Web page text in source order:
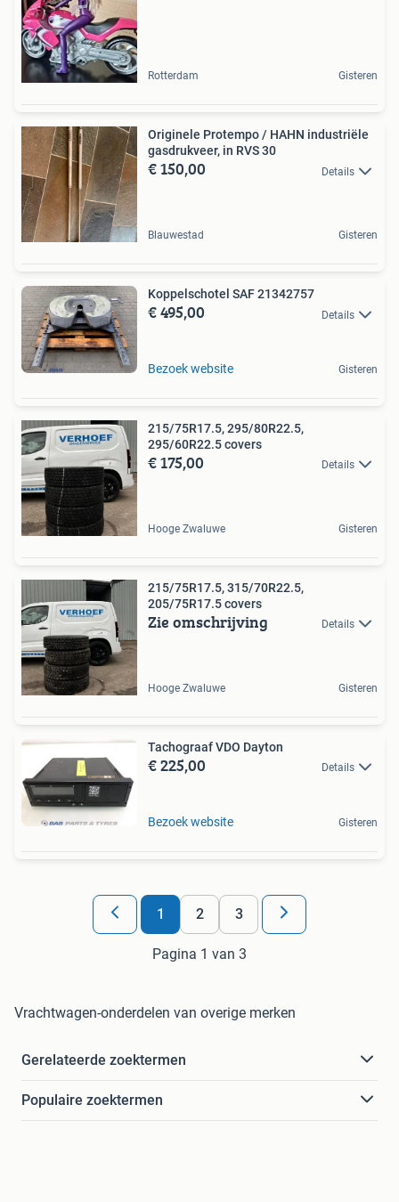
Rotterdam Gisteren
Originele Protempo / HAHN industriële
gasdrukveer, in RVS 30
€ 150,00 Details
Blauwestad Gisteren
Koppelschotel SAF 21342757
€ 495,00 Details
Bezoek website Gisteren
215/75R17.5, 295/80R22.5,
295/60R22.5 covers
€ 175,00 Details
Hooge Zwaluwe Gisteren
215/75R17.5, 315/70R22.5,
205/75R17.5 covers
Zie omschrijving Details
Hooge Zwaluwe Gisteren
Tachograaf VDO Dayton
€ 225,00 Details
Bezoek website Gisteren
1 2 3
Pagina 1 van 3
Vrachtwagen-onderdelen van overige merken
Gerelateerde zoektermen
Populaire zoektermen